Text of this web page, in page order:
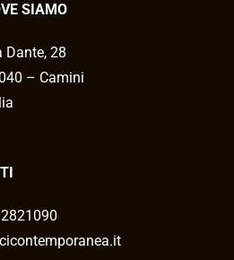
SIAMO
Dante, 28
– Camini